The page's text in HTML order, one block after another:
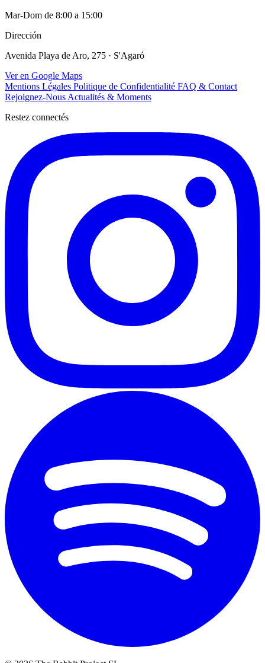
Mar-Dom de 8:00 a 15:00
Dirección
Avenida Playa de Aro, 275 · S'Agaró
Ver en Google Maps
Mentions Légales Politique de Confidentialité FAQ & Contact
Rejoignez-Nous Actualités & Moments
Restez connectés